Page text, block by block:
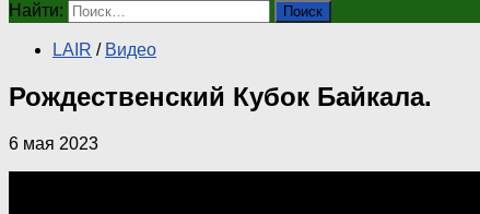
Найти:
LAIR / Видео
Рождественский Кубок Байкала.
6 мая 2023